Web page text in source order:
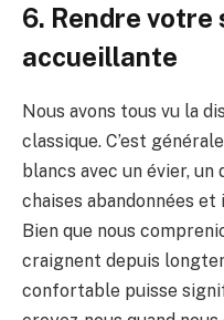
6. Rendre votre
accueillante
Nous avons tous vu la
classique. C’est
blancs avec un évier,
chaises abandonnées
Bien que nous
craignent depuis
confortable puisse